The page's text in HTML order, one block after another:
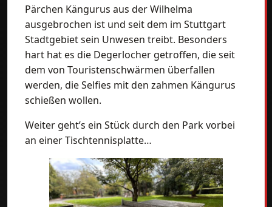
Pärchen Kängurus aus der Wilhelma
ausgebrochen ist und seit dem im Stuttgart
Stadtgebiet sein Unwesen treibt. Besonders
hart hat es die Degerlocher getroffen, die seit
dem von Touristenschwärmen überfallen
werden, die Selfies mit den zahmen Kängurus
schießen wollen.
Weiter geht’s ein Stück durch den Park vorbei
an einer Tischtennisplatte…